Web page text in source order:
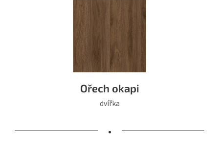
Ořech okapi
dvířka
•